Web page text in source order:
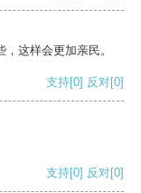
这样会更加亲民。
支持[0] 反对[0]
支持[0] 反对[0]